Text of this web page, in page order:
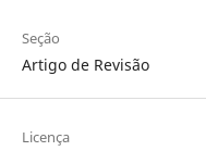
Seção
Artigo de Revisão
Licença